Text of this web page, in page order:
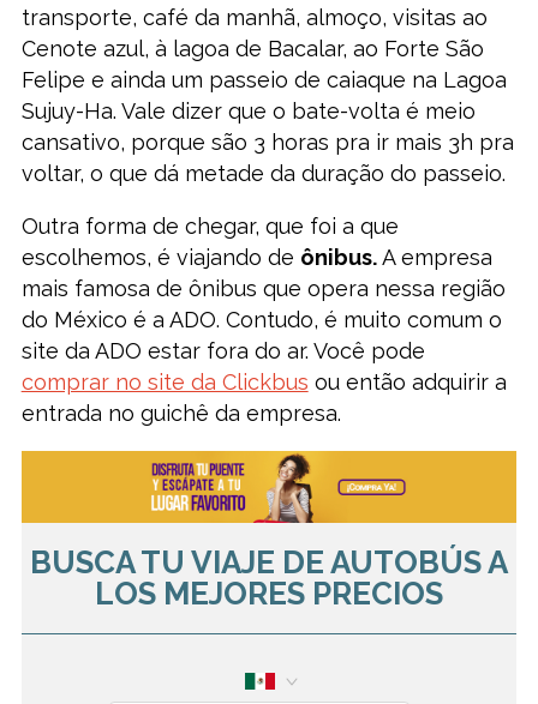
transporte, café da manhã, almoço, visitas ao
Cenote azul, à lagoa de Bacalar, ao Forte São
Felipe e ainda um passeio de caiaque na Lagoa
Sujuy-Ha. Vale dizer que o bate-volta é meio
cansativo, porque são 3 horas pra ir mais 3h pra
voltar, o que dá metade da duração do passeio.
Outra forma de chegar, que foi a que
escolhemos, é viajando de ônibus.A empresa
mais famosa de ônibus que opera nessa região
do México é a ADO. Contudo, é muito comum o
site da ADO estar fora do ar. Você pode
comprar no site da Clickbus ou então adquirir a
entrada no guichê da empresa.
BUSCA TU VIAJE DE AUTOBÚS A
LOS MEJORES PRECIOS